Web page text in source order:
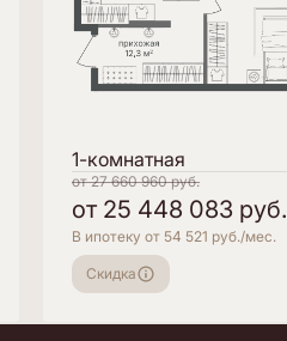
1-комнатная
от27 660 960руб.
от 25 448 083 руб.
В ипотеку от 54 521 руб./мес.
Скидка